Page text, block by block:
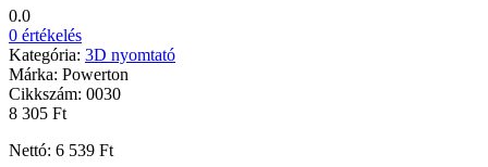
0.0
0 értékelés
Kategória: 3D nyomtató
Márka: Powerton
Cikkszám: 0030
8 305 Ft
Nettó: 6 539 Ft